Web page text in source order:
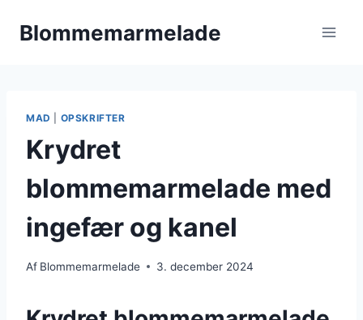
Blommemarmelade
MAD OPSKRIFTER
Krydret
blommemarmelade med
ingefær og kanel
Af Blommemarmelade 3. december 2024